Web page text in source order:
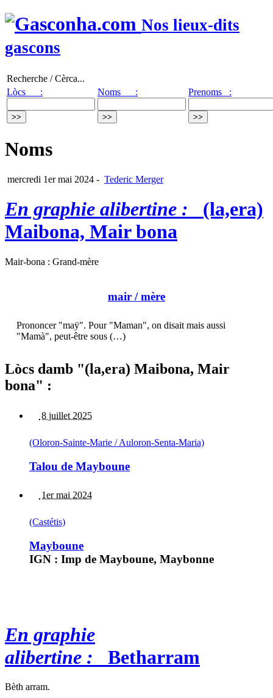
Nos lieux-dits
gascons
Recherche / Cèrca...
Lòcs :
Noms : Prenoms :
Noms
mercredi 1er mai 2024 - Tederic Merger
En graphie alibertine : (la,era)
Maibona, Mair bona
Mair-bona : Grand-mère
mair / mère
Prononcer "maÿ". Pour "Maman", on disait mais aussi
"Mamà", peut-être sous (…)
Lòcs damb "(la,era) Maibona, Mair
bona" :
8 juillet 2025
(Oloron-Sainte-Marie / Auloron-Senta-Maria)
Talou de Mayboune
1er mai 2024
(Castétis)
Mayboune
IGN : Imp de Mayboune, Maybonne
En graphie
alibertine : Betharram
Bèth arram.